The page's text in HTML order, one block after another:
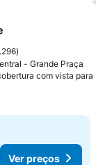
favoritos
- Grande Praça
com vista para
Ver preços